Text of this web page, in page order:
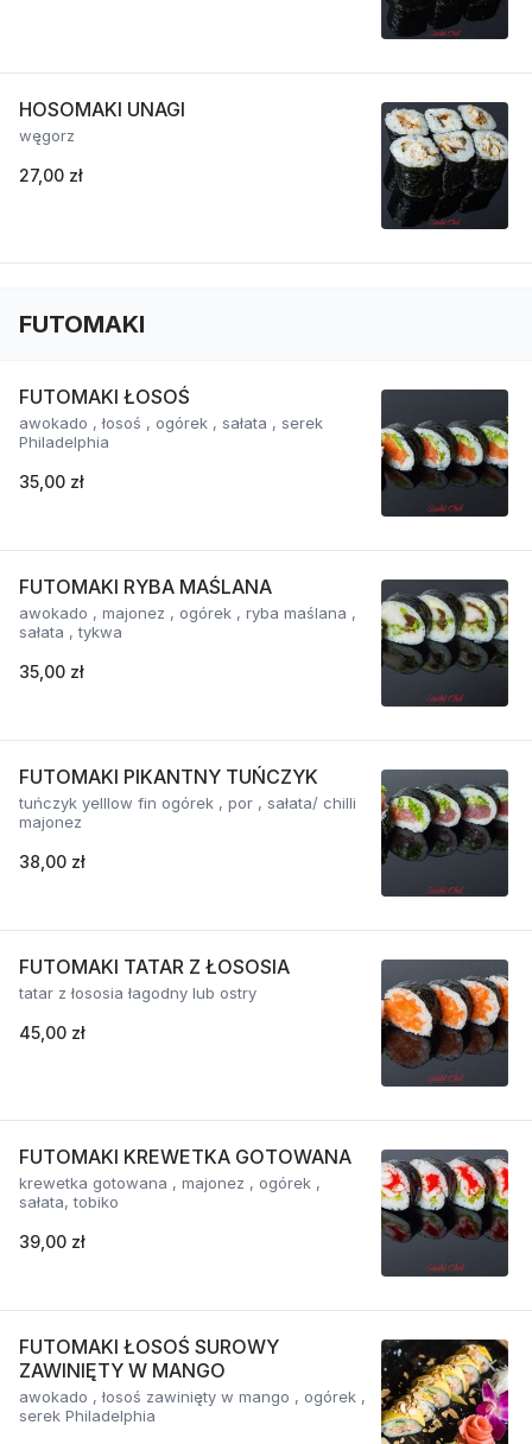
HOSOMAKI UNAGI
węgorz
27,00 zł
FUTOMAKI
FUTOMAKI ŁOSOŚ
awokado , łosoś , ogórek , sałata , serek
Philadelphia
35,00 zł
FUTOMAKI RYBA MAŚLANA
awokado , majonez , ogórek , ryba maślana ,
sałata , tykwa
35,00 zł
FUTOMAKI PIKANTNY TUŃCZYK
tuńczyk yelllow fin ogórek , por , sałata/ chilli
majonez
38,00 zł
FUTOMAKI TATAR Z ŁOSOSIA
tatar z łososia łagodny lub ostry
45,00 zł
FUTOMAKI KREWETKA GOTOWANA
krewetka gotowana , majonez , ogórek ,
sałata, tobiko
39,00 zł
FUTOMAKI ŁOSOŚ SUROWY
ZAWINIĘTY W MANGO
awokado , łosoś zawinięty w mango , ogórek ,
serek Philadelphia